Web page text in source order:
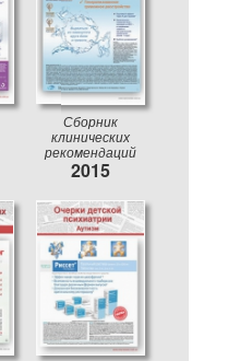
Сборник
клинических
рекомендаций
2015